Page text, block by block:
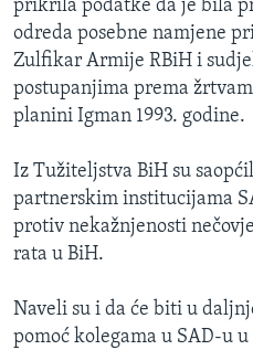
prikrila podatke da je bila
odreda posebne namjene
Zulfikar Armije RBiH i
postupanjima prema
planini Igman 1993. godine.
Iz Tužiteljstva BiH su
partnerskim institucijama
protiv nekažnjenosti
rata u BiH.
Naveli su i da će biti u
pomoć kolegama u SAD-u